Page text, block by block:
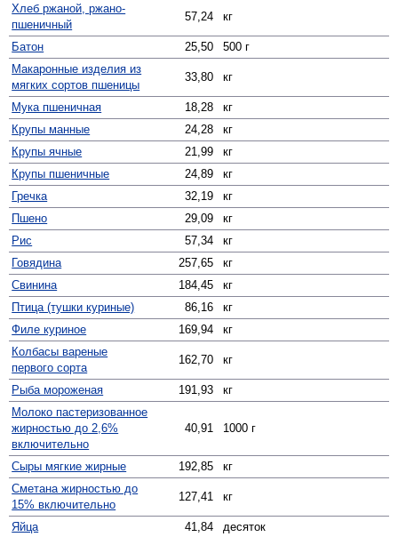
Хлеб ржаной, ржано-
пшеничный
57,24 кг
Батон 25,50
500 г
Макаронные изделия из
мягких сортов пшеницы
33,80 кг
Мука пшеничная 18,28
кг
Крупы манные
24,28
кг
Крупы ячные
21,99
кг
Крупы пшеничные
24,89
кг
Гречка
32,19
кг
Пшено
29,09
кг
Рис
57,34
кг
Говядина
257,65
кг
Свинина
184,45
кг
Птица (тушки куриные)
86,16
кг
Филе куриное
169,94
кг
Колбасы вареные
первого сорта
162,70 кг
Рыба мороженая 191,93
кг
Молоко пастеризованное
жирностью до 2,6%
включительно
40,91 1000 г
Сыры мягкие жирные 192,85
кг
Сметана жирностью до
15% включительно
127,41 кг
Яйца 41,84
десяток